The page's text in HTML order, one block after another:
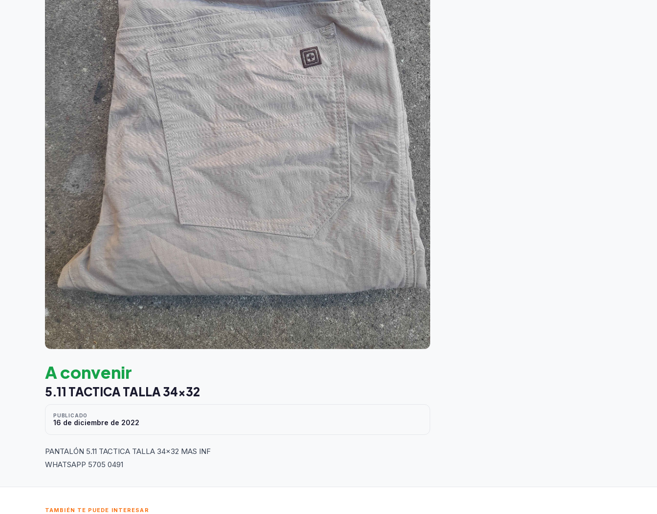
A convenir
5.11 TACTICA TALLA 34×32
PUBLICADO
16 de diciembre de 2022
PANTALÓN 5.11 TACTICA TALLA 34×32 MAS INF
WHATSAPP 5705 0491
TAMBIÉN TE PUEDE INTERESAR